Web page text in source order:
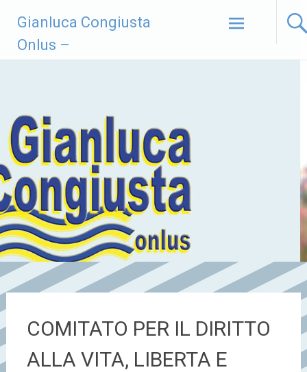
contenuto
Gianluca Congiusta
Onlus –
COMITATO PER IL DIRITTO
ALLA VITA, LIBERTA E